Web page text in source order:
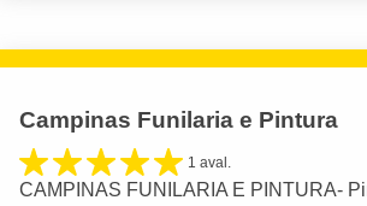
Campinas Funilaria e Pintura
1 aval.
CAMPINAS FUNILARIA E PINTURA-